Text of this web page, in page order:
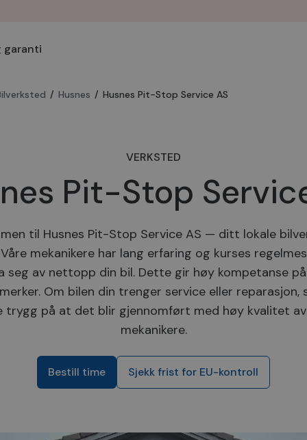
garanti
/ Husnes / Husnes Pit-Stop Service AS
VERKSTED
Pit-Stop
til Husnes Pit-Stop Service AS — ditt lokale
mekanikere har lang erfaring og kurses
seg av nettopp din bil. Dette gir høy kompetanse
Om bilen din trenger service eller reparasjon,
på at det blir gjennomført med høy kvalitet
mekanikere.
Bestill time Sjekk frist for EU-kontroll